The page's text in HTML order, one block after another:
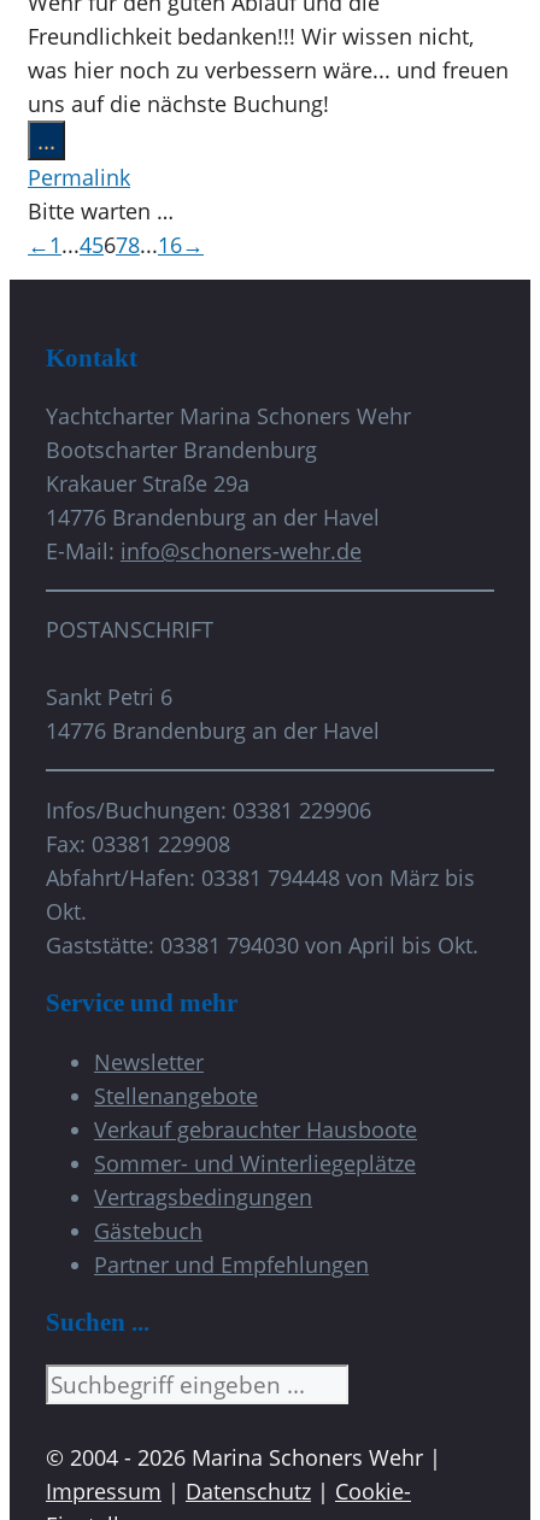
Freundlichkeit bedanken!!! Wir wissen nicht,
was hier noch zu verbessern wäre... und freuen
uns auf die nächste Buchung!
...
Metabox
ein-/ausblenden.
Permalink
Bitte warten …
Navigation
der
← 1...45678...16→
Kontakt
Yachtcharter Marina Schoners Wehr
Bootscharter Brandenburg
Krakauer Straße 29a
14776 Brandenburg an der Havel
E-Mail: info@schoners-wehr.de
POSTANSCHRIFT
Sankt Petri 6
14776 Brandenburg an der Havel
Infos/Buchungen: 03381 229906
Fax: 03381 229908
Abfahrt/Hafen: 03381 794448 von März bis
Okt.
Gaststätte: 03381 794030 von April bis Okt.
Service und mehr
Newsletter
Stellenangebote
Verkauf gebrauchter Hausboote
Sommer- und Winterliegeplätze
Vertragsbedingungen
Gästebuch
Partner und Empfehlungen
Suchen ...
Suchen
© 2004 - 2026 Marina Schoners Wehr |
Impressum | Datenschutz | Cookie-